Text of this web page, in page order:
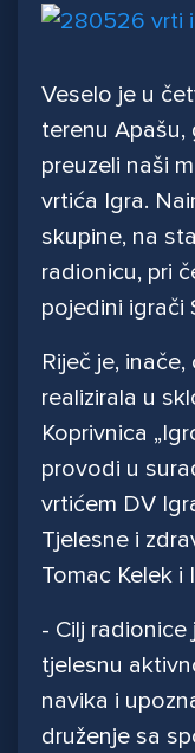
Veselo je u
terenu
preuzeli naši
vrtića Igra.
skupine, na
radionicu, pri
pojedini igrači
Riječ je,
realizirala u
Koprivnica
provodi u
vrtićem DV
Tjelesne i
Tomac Kelek i
- Cilj
tjelesnu
navika i
druženje sa